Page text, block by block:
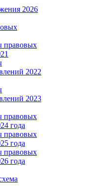
2026
правовых
2022
2023
правовых
года
правовых
года
правовых
года